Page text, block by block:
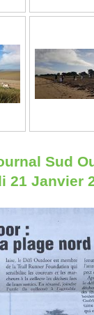
Sud
21 Janvier